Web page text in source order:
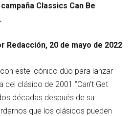
Classics Can Be
Redacción, 20 de mayo de 2022
este icónico dúo para lanzar
clásico de 2001 “Can’t Get
décadas después de su
que los clásicos pueden